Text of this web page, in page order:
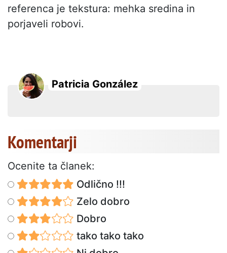
referenca je tekstura: mehka sredina in
porjaveli robovi.
Patricia González
Komentarji
Ocenite ta članek:
Odlično !!!
Zelo dobro
Dobro
tako tako tako